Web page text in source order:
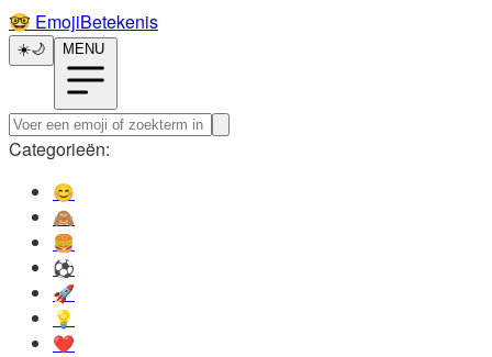
🤓️ EmojiBetekenis
☀️🌙 MENU
Categorieën:
😊️
🙈️
🍔️
⚽️
🚀️
💡️
❤️